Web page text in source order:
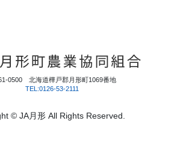
0500 北海道樺戸郡月形町1069番地
TEL:0126-53-2111
© JA月形 All Rights Reserved.